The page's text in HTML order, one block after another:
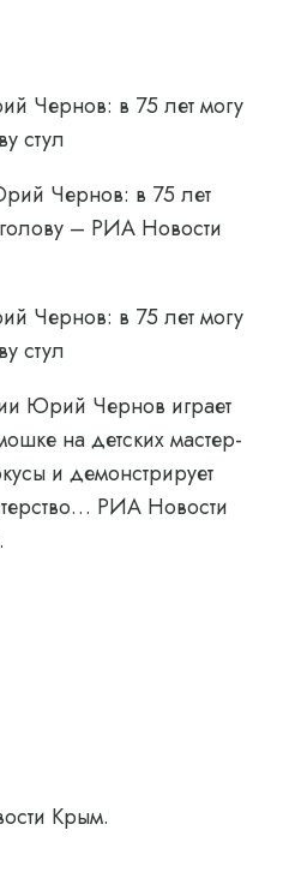
Чернов: в 75 лет могу
стул
Чернов: в 75 лет
голову – РИА Новости
Чернов: в 75 лет могу
стул
Юрий Чернов играет
на детских мастер-
и демонстрирует
РИА Новости
Крым.